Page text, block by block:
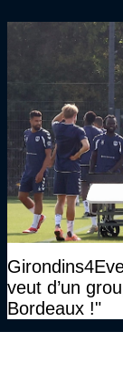
veut d’un
Bordeaux !"